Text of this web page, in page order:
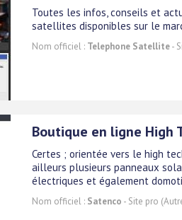
Toutes les infos, conseils et
satellites disponibles sur le
Nom officiel : Telephone Satellite-
Boutique en ligne High
Certes ; orientée vers le high
ailleurs plusieurs panneaux
électriques et également
Nom officiel : Satenco - Site pro